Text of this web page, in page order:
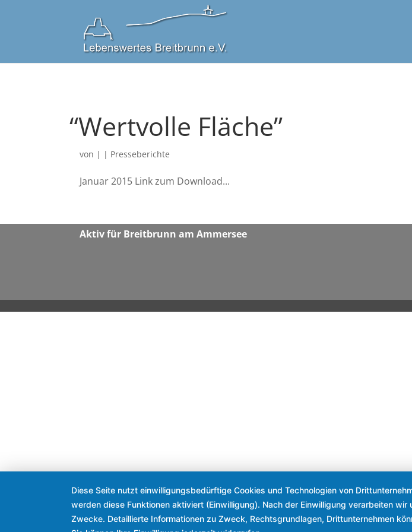
“Wertvolle Fläche”
von | | Presseberichte
Jan­u­ar 2015 Link zum Down­load...
Aktiv für Breit­brunn am Ammersee
Diese Seite nutzt einwilligungsbedürftige Cookies und Technologien von
werden diese Funktionen aktiviert (Einwilligung). Nach der Einwilligung verarbeiten
Zwecke. Detaillierte Informationen zu Zweck, Rechtsgrundlagen, Drittunternehmen